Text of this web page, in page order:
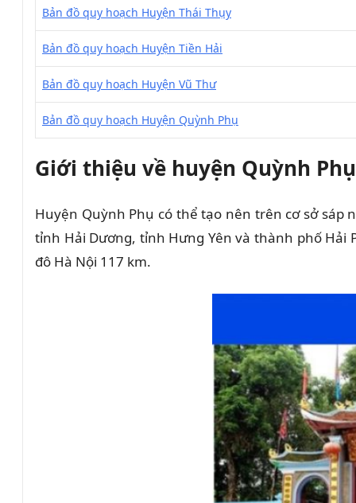
Bản đồ quy hoạch Huyện Thái Thụy
Bản đồ quy hoạch Huyện Tiền Hải
Bản đồ quy hoạch Huyện Vũ Thư
Bản đồ quy hoạch Huyện Quỳnh Phụ
Giới thiệu về huyện Quỳnh
Huyện Quỳnh Phụ có thểtạo nên trên cơ sở sáp
tỉnh Hải Dương, tỉnh Hưng Yên và thành phố Hải
đô Hà Nội 117 km.